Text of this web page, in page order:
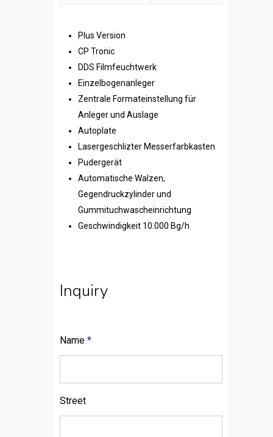
Plus Version
CP Tronic
DDS Filmfeuchtwerk
Einzelbogenanleger
Zentrale Formateinstellung für
Anleger und Auslage
Autoplate
Lasergeschlizter Messerfarbkasten
Pudergerät
Automatische Walzen,
Gegendruckzylinder und
Gummituchwascheinrichtung
Geschwindigkeit 10.000 Bg/h
Inquiry
Name *
Street